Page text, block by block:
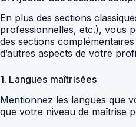
En plus des sections
professionnelles, etc.), vous
des sections
d’autres aspects de votre
1. Langues maîtrisées
Mentionnez les langues que
que votre niveau de maîtrise